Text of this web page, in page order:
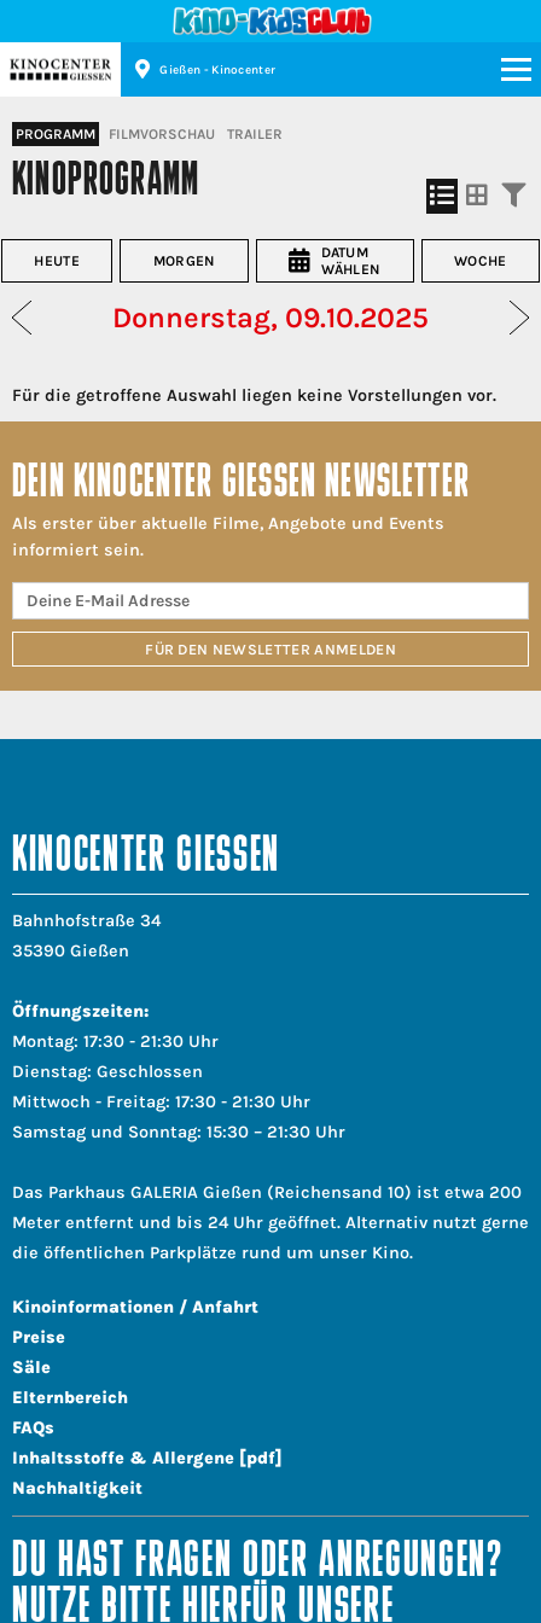
Gießen - Kinocenter
PROGRAMM FILMVORSCHAU TRAILER
KINOPROGRAMM
HEUTE MORGEN
DATUM
WÄHLEN
WOCHE
Donnerstag, 09.10.2025
Für die getroffene Auswahl liegen keine Vorstellungen vor.
DEIN KINOCENTER GIESSEN NEWSLETTER
Als erster über aktuelle Filme, Angebote und Events
informiert sein.
FÜR DEN NEWSLETTER ANMELDEN
KINOCENTER GIESSEN
Bahnhofstraße 34
35390 Gießen
Öffnungszeiten:
Montag: 17:30 - 21:30 Uhr
Dienstag: Geschlossen
Mittwoch - Freitag: 17:30 - 21:30 Uhr
Samstag und Sonntag: 15:30 – 21:30 Uhr
Das Parkhaus GALERIA Gießen (Reichensand 10) ist etwa 200
Meter entfernt und bis 24 Uhr geöffnet. Alternativ nutzt gerne
die öffentlichen Parkplätze rund um unser Kino.
Kinoinformationen / Anfahrt
Preise
Säle
Elternbereich
FAQs
Inhaltsstoffe & Allergene [pdf]
Nachhaltigkeit
DU HAST FRAGEN ODER ANREGUNGEN?
NUTZE BITTE HIERFÜR UNSERE